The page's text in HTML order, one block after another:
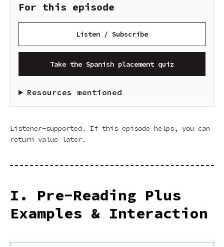
For this episode
Listen / Subscribe
Take the Spanish placement quiz
Resources mentioned
Listener-supported. If this episode helps, you can
return value later.
I. Pre-Reading Plus
Examples & Interaction